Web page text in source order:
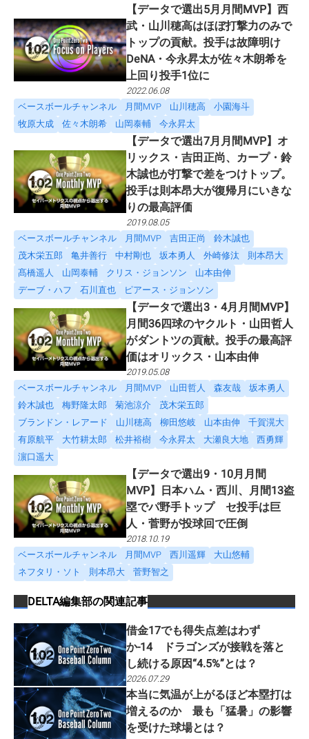
【データで選出5月月間MVP】西
武・山川穂高はほぼ打撃力のみで
トップの貢献。投手は故障明け
DeNA・今永昇太が佐々木朗希を
上回り投手1位に
2022.06.08
ベースボールチャンネル
月間MVP 山川穂高
小園海斗
牧原大成
佐々木朗希 山岡泰輔 今永昇太
【データで選出7月月間MVP】オ
リックス・吉田正尚、カープ・鈴
木誠也が打撃で差をつけトップ。
投手は則本昂大が復帰月にいきな
りの最高評価
2019.08.05
ベースボールチャンネル
月間MVP 吉田正尚
鈴木誠也
茂木栄五郎
亀井善行 中村剛也 坂本勇人 外崎修汰
則本昂大
髙橋遥人
山岡泰輔 クリス・ジョンソン
山本由伸
デーブ・ハフ
石川直也 ピアース・ジョンソン
【データで選出3・4月月間MVP】
月間36四球のヤクルト・山田哲人
がダントツの貢献。投手の最高評
価はオリックス・山本由伸
2019.05.08
ベースボールチャンネル
月間MVP 山田哲人 森友哉
坂本勇人
鈴木誠也
梅野隆太郎 菊池涼介
茂木栄五郎
ブランドン・レアード
山川穂高 柳田悠岐 山本由伸
千賀滉大
有原航平
大竹耕太郎 松井裕樹 今永昇太 大瀬良大地
西勇輝
濵口遥大
【データで選出9・10月月間
MVP】日本ハム・西川、月間13盗
塁でパ野手トップ セ投手は巨
人・菅野が投球回で圧倒
2018.10.19
ベースボールチャンネル
月間MVP 西川遥輝
大山悠輔
ネフタリ・ソト
則本昂大 菅野智之
DELTA編集部の関連記事
借金17でも得失点差はわず
か-14 ドラゴンズが接戦を落と
し続ける原因“4.5%”とは？
2026.07.29
本当に気温が上がるほど本塁打は
増えるのか 最も「猛暑」の影響
を受けた球場とは？